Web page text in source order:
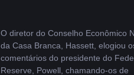
O diretor do Conselho Econômico
da Casa Branca, Hassett, elogiou
comentários do presidente do
Reserve, Powell, chamando-os de